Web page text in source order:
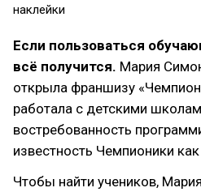
наклейки
Если пользоваться
всё получится. Мария
открыла франшизу
работала с детскими
востребованность
известность Чемпионики
Чтобы найти учеников,